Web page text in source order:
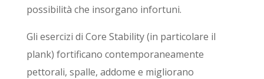
possibilità che insorgano infortuni.
Gli esercizi di Core Stability (in particolare il
plank) fortificano contemporaneamente
pettorali, spalle, addome e migliorano